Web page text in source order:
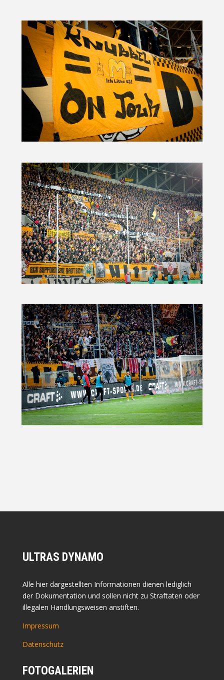
ULTRAS DYNAMO
Alle hier dargestellten Informationen dienen lediglich
der Dokumentation und sollen nicht zu Straftaten oder
illegalen Handlungsweisen anstiften.
Impressum
Datenschutz
FOTOGALERIEN